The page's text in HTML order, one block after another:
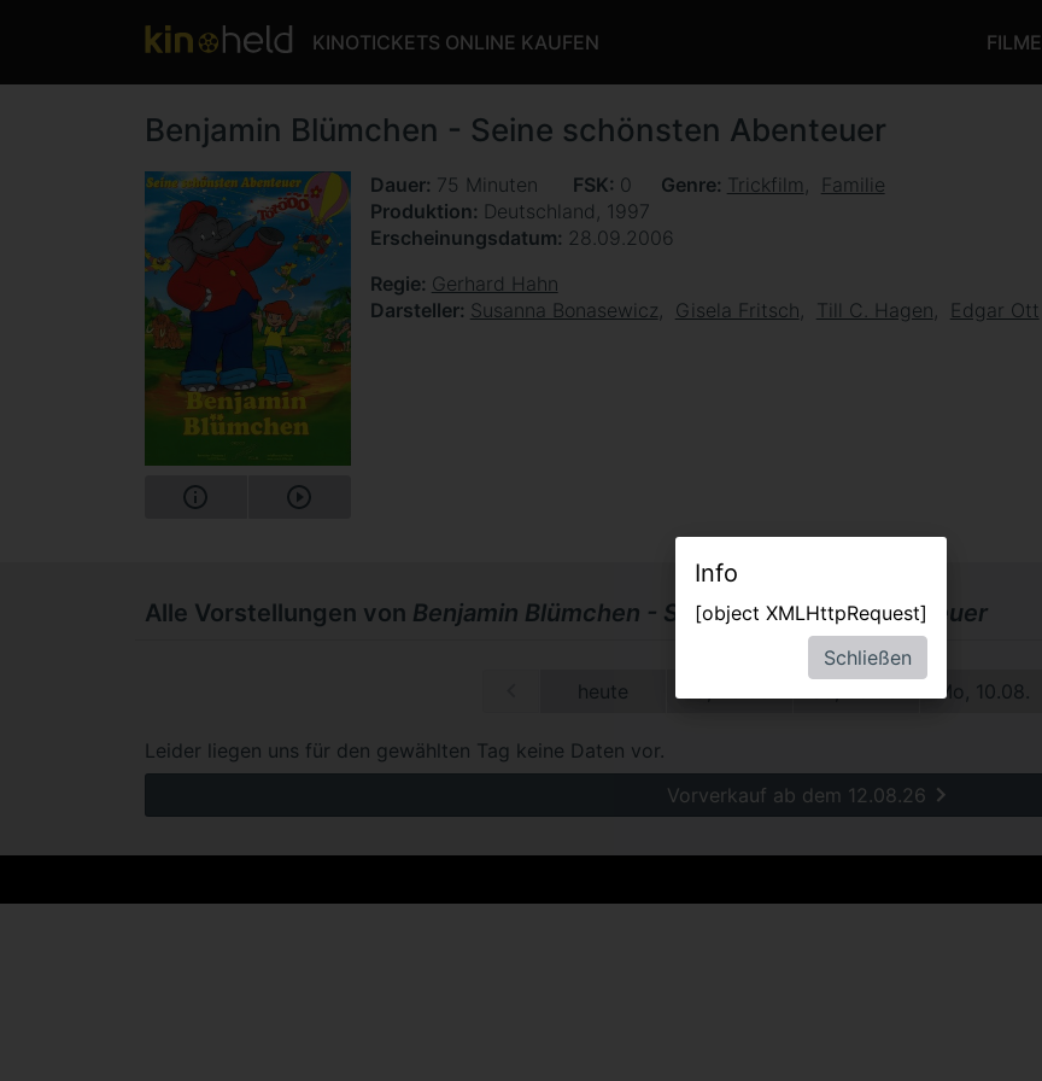
KINOTICKETS ONLINE KAUFEN FILME
Benjamin Blümchen - Seine schönsten Abenteuer
Dauer 75 Minuten FSK 0 Genre Trickfilm
Familie
Produktion Deutschland, 1997
Erscheinungsdatum 28.09.2006
Regie Gerhard Hahn
Darsteller Susanna Bonasewicz Gisela Fritsch Till C. Hagen Edgar Ott
Alle Vorstellungen von Benjamin Blümchen - Seine schönsten Abenteuer
heute Mo, 10.08.
Leider liegen uns für den gewählten Tag keine Daten vor.
Vorverkauf ab dem 12.08.26
Info
[object XMLHttpRequest]
Schließen